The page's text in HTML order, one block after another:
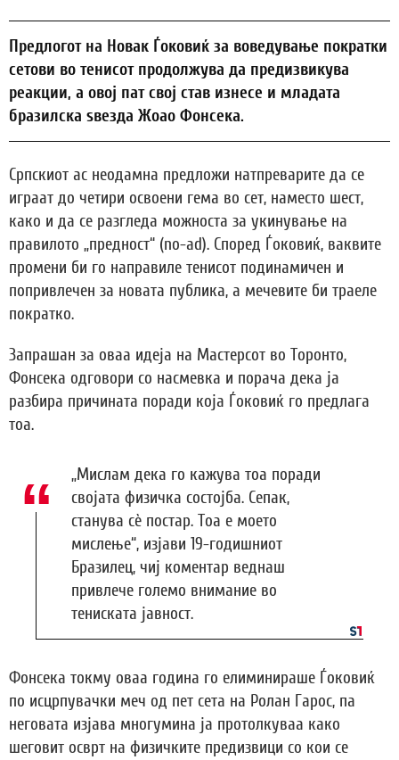
Предлогот на Новак Ѓоковиќ за воведување пократки
сетови во тенисот продолжува да предизвикува
реакции, а овој пат свој став изнесе и младата
бразилска ѕвезда Жоао Фонсека.
Српскиот ас неодамна предложи натпреварите да се
играат до четири освоени гема во сет, наместо шест,
како и да се разгледа можноста за укинување на
правилото „предност“ (no-ad). Според Ѓоковиќ, ваквите
промени би го направиле тенисот подинамичен и
попривлечен за новата публика, а мечевите би траеле
пократко.
Запрашан за оваа идеја на Мастерсот во Торонто,
Фонсека одговори со насмевка и порача дека ја
разбира причината поради која Ѓоковиќ го предлага
тоа.
„Мислам дека го кажува тоа поради
својата физичка состојба. Сепак,
станува сè постар. Тоа е моето
мислење“, изјави 19-годишниот
Бразилец, чиј коментар веднаш
привлече големо внимание во
тениската јавност.
Фонсека токму оваа година го елиминираше Ѓоковиќ
по исцрпувачки меч од пет сета на Ролан Гарос, па
неговата изјава многумина ја протолкуваа како
шеговит осврт на физичките предизвици со кои се